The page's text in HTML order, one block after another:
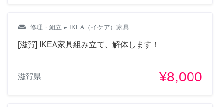
weekend 修理・組立 ▸ IKEA（イケア）家具
[滋賀] IKEA家具組み立て、解体します！
滋賀県 ¥8,000